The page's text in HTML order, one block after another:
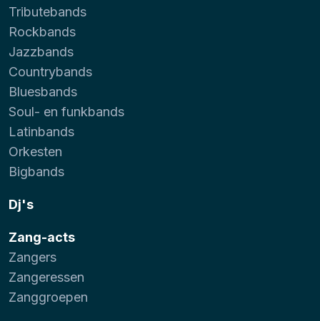
Tributebands
Rockbands
Jazzbands
Countrybands
Bluesbands
Soul- en funkbands
Latinbands
Orkesten
Bigbands
Dj's
Zang-acts
Zangers
Zangeressen
Zanggroepen